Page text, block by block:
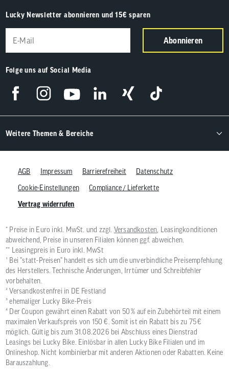
Lucky Newsletter abonnieren und 15€ sparen
Abonnieren
Folge uns auf Social Media
Weitere Themen & Bereiche
AGB Impressum Barrierefreiheit
Datenschutz
Cookie-Einstellungen
Compliance / Lieferkette
Vertrag widerrufen
* Preise in Euro inkl. MwSt. und zzgl. Versandkosten , Leasingkonditionen
abweichend, Preise in unseren Filialen können ggf. abweichen.
** Leasingpreis in Euro inkl. MwSt
¹ Bei "statt-Preisen" handelt es sich um die unverbindliche Preisempfehlung
des Herstellers. Technische Änderungen, Irrtümer und Schreibfehler
vorbehalten.
² Versandkostenfrei in DE Festland
³ ehemaliger Lucky Bike-Preis
⁴ Der Coupon gewährt einen Rabatt von 50 % auf ein Zubehörteil mit einem
maximalen Verkaufspreis von 150 €. Somit ist ein Rabatt bis zu 75 €
möglich. Gültig bis zum 31.08.2026 bei Abschluss eines Dienstrad
Leasings bei Lucky Bike. Einlösbar in allen Lucky Bike Filialen und im
Onlineshop. Nicht kombinierbar mit anderen Aktionen oder Rabatten. Keine
Barauszahlung.